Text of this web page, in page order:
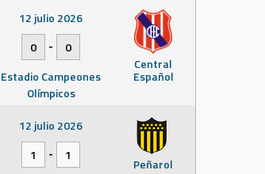
Central
Español
12 julio 2026
0
-
0
Estadio Campeones
Olímpicos
Peñarol
12 julio 2026
1
-
1